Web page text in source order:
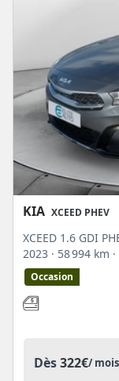
KIA XCEED PHEV
XCEED 1.6 GDI
2023 · 58 994 km
Occasion
Dès322€/ mois